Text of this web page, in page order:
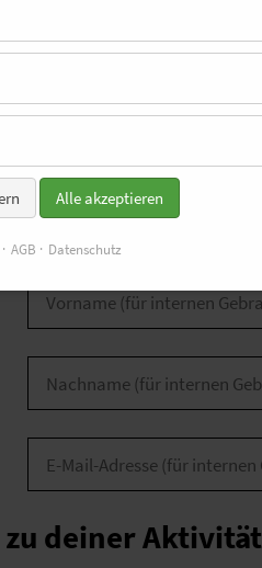
Veranstalter
deiner Aktivität
Alle akzeptieren
AGB Datenschutz